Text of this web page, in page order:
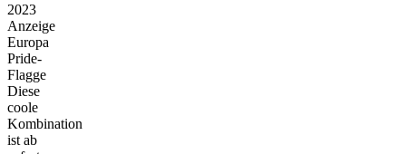
2023
Anzeige
Europa
Pride-
Flagge
Diese
coole
Kombination
ist ab